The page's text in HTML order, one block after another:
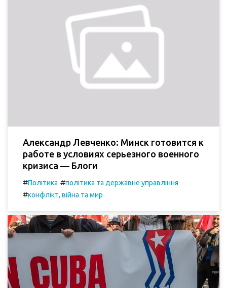
Александр Левченко: Минск готовится к
работе в условиях серьезного военного
кризиса — Блоги
#Політика #політика та державне управління
#конфлікт, війна та мир